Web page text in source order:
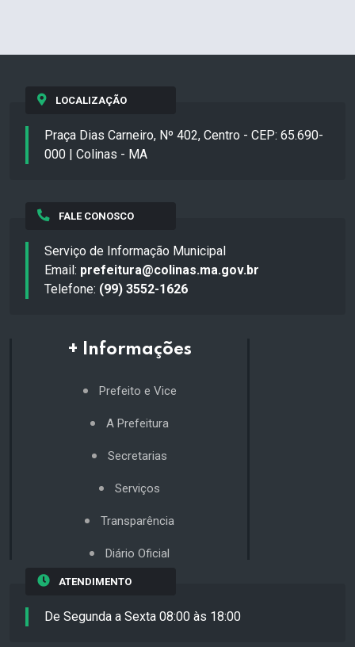
LOCALIZAÇÃO
Praça Dias Carneiro, Nº 402, Centro - CEP: 65.690-
000 | Colinas - MA
FALE CONOSCO
Serviço de Informação Municipal
Email: prefeitura@colinas.ma.gov.br
Telefone: (99) 3552-1626
+ Informações
Prefeito e Vice
A Prefeitura
Secretarias
Serviços
Transparência
Diário Oficial
ATENDIMENTO
De Segunda a Sexta 08:00 às 18:00